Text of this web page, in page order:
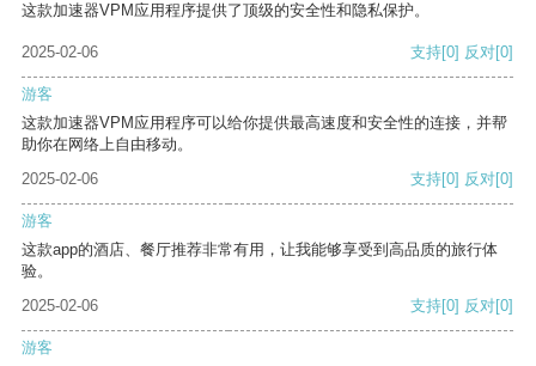
这款加速器VPM应用程序提供了顶级的安全性和隐私保护。
2025-02-06 支持[0] 反对[0]
游客
这款加速器VPM应用程序可以给你提供最高速度和安全性的连接，并帮
助你在网络上自由移动。
2025-02-06
支持[0] 反对[0]
游客
这款app的酒店、餐厅推荐非常有用，让我能够享受到高品质的旅行体
验。
2025-02-06
支持[0] 反对[0]
游客